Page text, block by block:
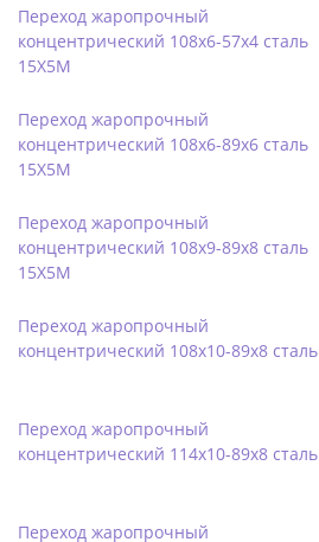
Переход жаропрочный
концентрический 108х6-57х4 сталь
15Х5М
Переход жаропрочный
концентрический 108х6-89х6 сталь
15Х5М
Переход жаропрочный
концентрический 108х9-89х8 сталь
15Х5М
Переход жаропрочный
концентрический 108х10-89х8 сталь
Переход жаропрочный
концентрический 114х10-89х8 сталь
Переход жаропрочный